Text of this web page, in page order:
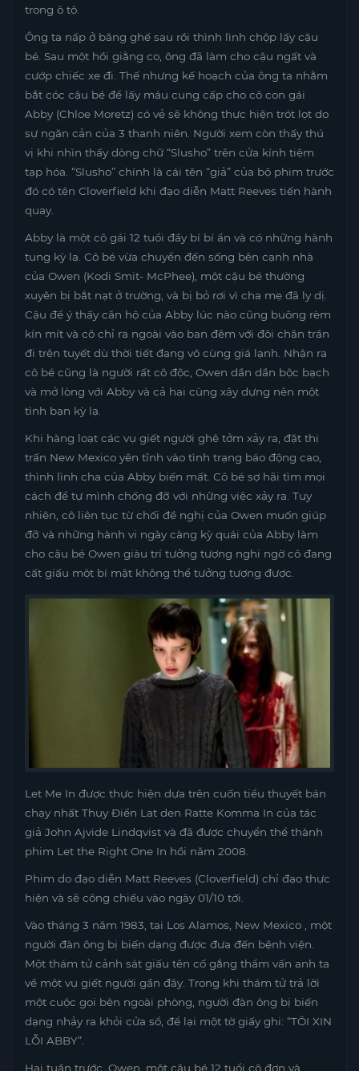
trong ô tô.
Ông ta nấp ở băng ghế sau rồi thình lình chộp lấy cậu
bé. Sau một hồi giằng co, ông đã làm cho cậu ngất và
cướp chiếc xe đi. Thế nhưng kế hoạch của ông ta nhằm
bắt cóc cậu bé để lấy máu cung cấp cho cô con gái
Abby (Chloe Moretz) có vẻ sẽ không thực hiện trót lọt do
sự ngăn cản của 3 thanh niên. Người xem còn thấy thú
vị khi nhìn thấy dòng chữ “Slusho” trên cửa kính tiệm
tạp hóa. “Slusho” chính là cái tên “giả” của bộ phim trước
đó có tên Cloverfield khi đạo diễn Matt Reeves tiến hành
quay.
Abby là một cô gái 12 tuổi đầy bí bí ẩn và có những hành
tung kỳ lạ. Cô bé vừa chuyển đến sống bên cạnh nhà
của Owen (Kodi Smit- McPhee), một cậu bé thường
xuyên bị bắt nạt ở trường, và bị bỏ rơi vì cha mẹ đã ly dị.
Cậu để ý thấy căn hộ của Abby lúc nào cũng buông rèm
kín mít và cô chỉ ra ngoài vào ban đêm với đôi chân trần
đi trên tuyết dù thời tiết đang vô cùng giá lạnh. Nhận ra
cô bé cũng là người rất cô độc, Owen dần dần bộc bạch
và mở lòng với Abby và cả hai cùng xây dựng nên một
tình bạn kỳ lạ.
Khi hàng loạt các vụ giết người ghê tởm xảy ra, đặt thị
trấn New Mexico yên tĩnh vào tình trạng báo động cao,
thình lình cha của Abby biến mất. Cô bé sợ hãi tìm mọi
cách để tự mình chống đỡ với những việc xảy ra. Tuy
nhiên, cô liên tục từ chối đề nghị của Owen muốn giúp
đỡ và những hành vi ngày càng kỳ quái của Abby làm
cho cậu bé Owen giàu trí tưởng tượng nghi ngờ cô đang
cất giấu một bí mật không thể tưởng tượng được.
Let Me In được thực hiện dựa trên cuốn tiểu thuyết bán
chạy nhất Thụy Điển Lat den Ratte Komma In của tác
giả John Ajvide Lindqvist và đã được chuyển thể thành
phim Let the Right One In hồi năm 2008.
Phim do đạo diễn Matt Reeves (Cloverfield) chỉ đạo thực
hiện và sẽ công chiếu vào ngày 01/10 tới.
Vào tháng 3 năm 1983, tại Los Alamos, New Mexico , một
người đàn ông bị biến dạng được đưa đến bệnh viện.
Một thám tử cảnh sát giấu tên cố gắng thẩm vấn anh ta
về một vụ giết người gần đây. Trong khi thám tử trả lời
một cuộc gọi bên ngoài phòng, người đàn ông bị biến
dạng nhảy ra khỏi cửa sổ, để lại một tờ giấy ghi: “TÔI XIN
LỖI ABBY”.
Hai tuần trước, Owen, một cậu bé 12 tuổi cô đơn và